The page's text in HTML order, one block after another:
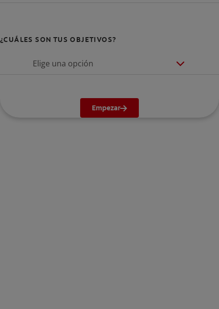
¿CUÁLES SON TUS OBJETIVOS?
Elige una opción
Empezar